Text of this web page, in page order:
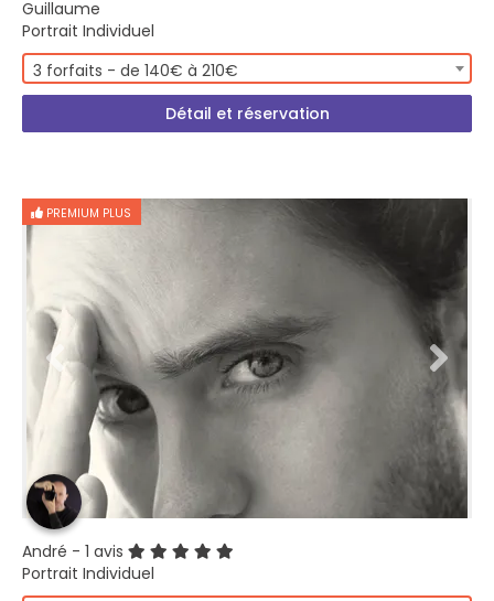
Guillaume
Portrait Individuel
3 forfaits - de 140€ à 210€
Détail et réservation
PREMIUM PLUS
André - 1 avis
Portrait Individuel